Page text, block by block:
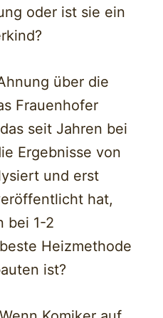
oder ist sie ein
über die
Frauenhofer
seit Jahren bei
Ergebnisse von
und erst
hat,
bei 1-2
Heizmethode
ist?